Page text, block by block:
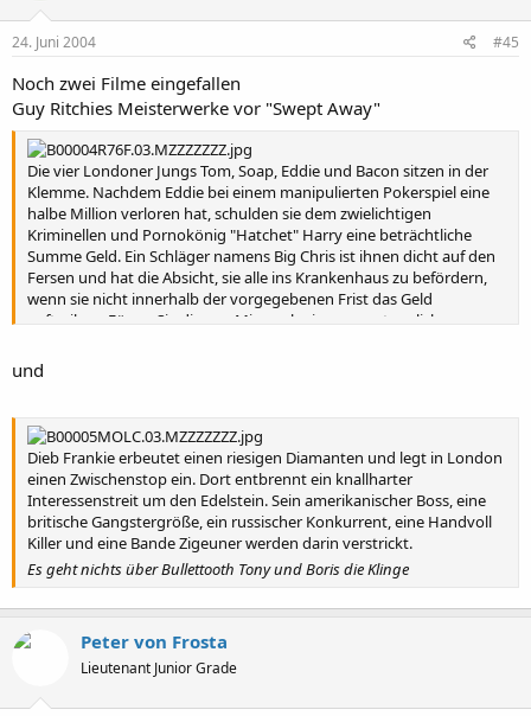
24. Juni 2004 #45
Noch zwei Filme eingefallen
Guy Ritchies Meisterwerke vor "Swept Away"
Die vier Londoner Jungs Tom, Soap, Eddie und Bacon sitzen in der
Klemme. Nachdem Eddie bei einem manipulierten Pokerspiel eine
halbe Million verloren hat, schulden sie dem zwielichtigen
Kriminellen und Pornokönig "Hatchet" Harry eine beträchtliche
Summe Geld. Ein Schläger namens Big Chris ist ihnen dicht auf den
Fersen und hat die Absicht, sie alle ins Krankenhaus zu befördern,
wenn sie nicht innerhalb der vorgegebenen Frist das Geld
auftreiben. Fügen Sie diesem Mix noch ein paar untaugliche
einem Afro und eine rücksichtslose Bande von Drogendealern
hinzu, und Sie haben einen erstaunlichen Film mit dem Namen
sind sie in einem Labyrinth aus falschem Spiel und Betrug gefangen,
das zu einer Vielzahl von Leichen, riesigen Mengen von Drogen und
zwei antiken Gewehren führt.
und
Dieb Frankie erbeutet einen riesigen Diamanten und legt in London
einen Zwischenstop ein. Dort entbrennt ein knallharter
Interessenstreit um den Edelstein. Sein amerikanischer Boss, eine
britische Gangstergröße, ein russischer Konkurrent, eine Handvoll
Killer und eine Bande Zigeuner werden darin verstrickt.
Es geht nichts über Bullettooth Tony und Boris die Klinge
Peter von Frosta
Lieutenant Junior Grade